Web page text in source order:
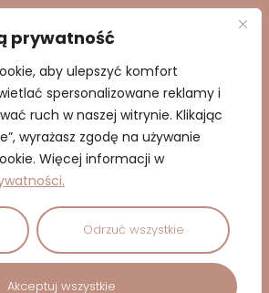
prywatność
aby ulepszyć komfort
spersonalizowane reklamy i
ruch w naszej witrynie. Klikając
wyrażasz zgodę na używanie
Więcej informacji w
Odrzuć wszystkie
Akceptuj wszystkie
ZAPISUJĘ SIĘ!
Anna Paluch – Psychodietetyk | Wszelkie